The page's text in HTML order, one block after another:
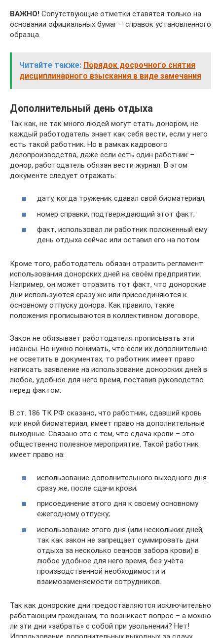
ВАЖНО! Сопутствующие отметки ставятся только на
основании официальных бумаг – справок установленного
образца.
Читайте также: Порядок досрочного снятия
дисциплинарного взыскания в виде замечания
Дополнительный день отдыха
Так как, не так много людей могут стать донором, не
каждый работодатель знает как себя вести, если у него
есть такой работник. Но в рамках кадрового
делопроизводства, даже если есть один работник –
донор, работодатель обязан вести журнал. В этом
документе следует отражать:
дату, когда труженик сдавал свой биоматериал;
номер справки, подтверждающий этот факт;
факт, использовал ли работник положенный ему
день отдыха сейчас или оставил его на потом.
Кроме того, работодатель обязан отразить регламент
использования донорских дней на своём предприятии.
Например, он может отразить тот факт, что донорские
дни используются сразу же или присоединяются к
основному отпуску донора. Как правило, такие
положения прописываются в коллективном договоре.
Закон не обязывает работодателя прописывать эти
нюансы. Но нужно понимать, что если их дополнительно
не осветить в документах, то работник имеет право
написать заявление на использование донорских дней в
любое, удобное для него время, поставив руководство
перед фактом.
В ст. 186 ТК РФ сказано, что работник, сдавший кровь
или иной биоматериал, имеет право на дополнительные
выходные. Связано это с тем, что сдача крови – это
общественно полезное мероприятие. Такой работник
имеет право на:
использование дополнительного выходного дня
сразу же, после сдачи крови;
присоединение этого дня к своему основному
ежегодному отпуску;
использование этого дня (или нескольких дней,
так как закон не запрещает суммировать дни
отдыха за несколько сеансов забора крови) в
любое удобное для него время, без учёта
производственной необходимости и
взаимозаменяемости сотрудников.
Так как донорские дни предоставляются исключительно
работающим гражданам, то возникает вопрос – а можно
ли эти дни «забрать» с собой при увольнении? Нет!